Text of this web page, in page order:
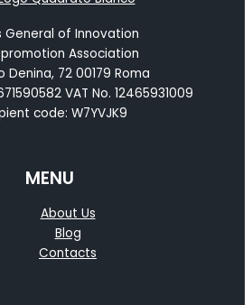
General of Innovation
Association
Denina, 72 00179 Roma
VAT No. 12465931009
code: W7YVJK9
MENU
About Us
Blog
Contacts